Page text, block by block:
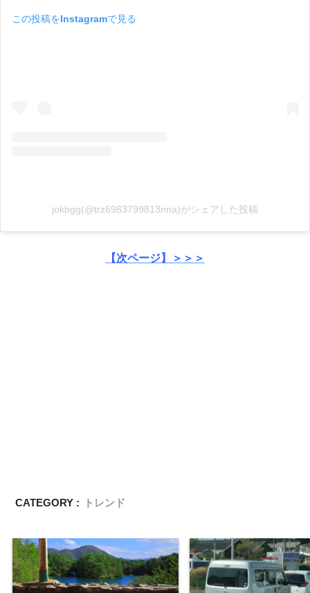
この投稿をInstagramで見る
jokbgg(@trz6983799813nna)がシェアした投稿
【次ページ】＞＞＞
CATEGORY : トレンド